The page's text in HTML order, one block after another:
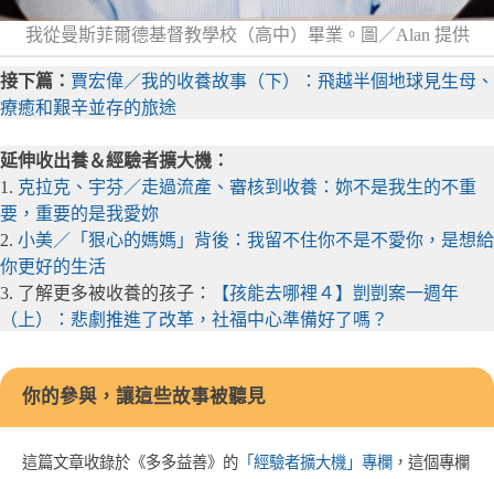
我從曼斯菲爾德基督教學校（高中）畢業。圖／Alan 提供
接下篇： 賈宏偉／我的收養故事（下）：飛越半個地球見生母、
療癒和艱辛並存的旅途
延伸收出養＆經驗者擴大機：
1. 克拉克、宇芬／走過流產、審核到收養：妳不是我生的不重
要，重要的是我愛妳
2. 小美／「狠心的媽媽」背後：我留不住你不是不愛你，是想給
你更好的生活
3. 了解更多被收養的孩子：
【孩能去哪裡４】剴剴案一週年
（上）：悲劇推進了改革，社福中心準備好了嗎？
你的參與，讓這些故事被聽見
這篇文章收錄於《多多益善》的 「經驗者擴大機」專欄 ，這個專欄